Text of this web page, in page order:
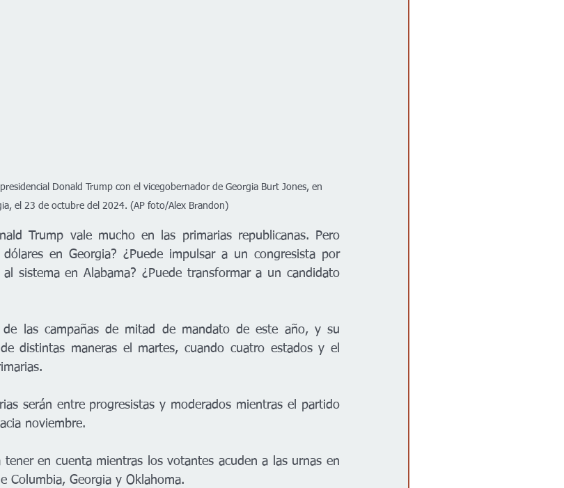
Donald Trump con el vicegobernador de Georgia Burt Jones, en
el 23 de octubre del 2024. (AP foto/Alex Brandon)
Trump vale mucho en las primarias republicanas. Pero
en Georgia? ¿Puede impulsar a un congresista por
sistema en Alabama? ¿Puede transformar a un candidato
las campañas de mitad de mandato de este año, y su
distintas maneras el martes, cuando cuatro estados y el
serán entre progresistas y moderados mientras el partido
noviembre.
en cuenta mientras los votantes acuden a las urnas en
Columbia, Georgia y Oklahoma.